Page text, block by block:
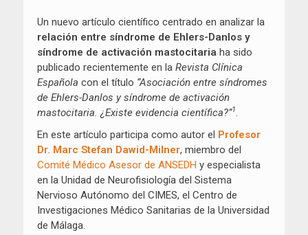
Un nuevo artículo científico centrado en analizar la
relación entre síndrome de Ehlers-Danlos y
síndrome de activación mastocitaria ha sido
publicado recientemente en la Revista Clínica
Española con el título “Asociación entre síndromes
de Ehlers-Danlos y síndrome de activación
mastocitaria. ¿Existe evidencia científica?”1.
En este artículo participa como autor el Profesor
Dr. Marc Stefan Dawid-Milner, miembro del
Comité Médico Asesor de ANSEDH y especialista
en la Unidad de Neurofisiología del Sistema
Nervioso Autónomo del CIMES, el Centro de
Investigaciones Médico Sanitarias de la Universidad
de Málaga.